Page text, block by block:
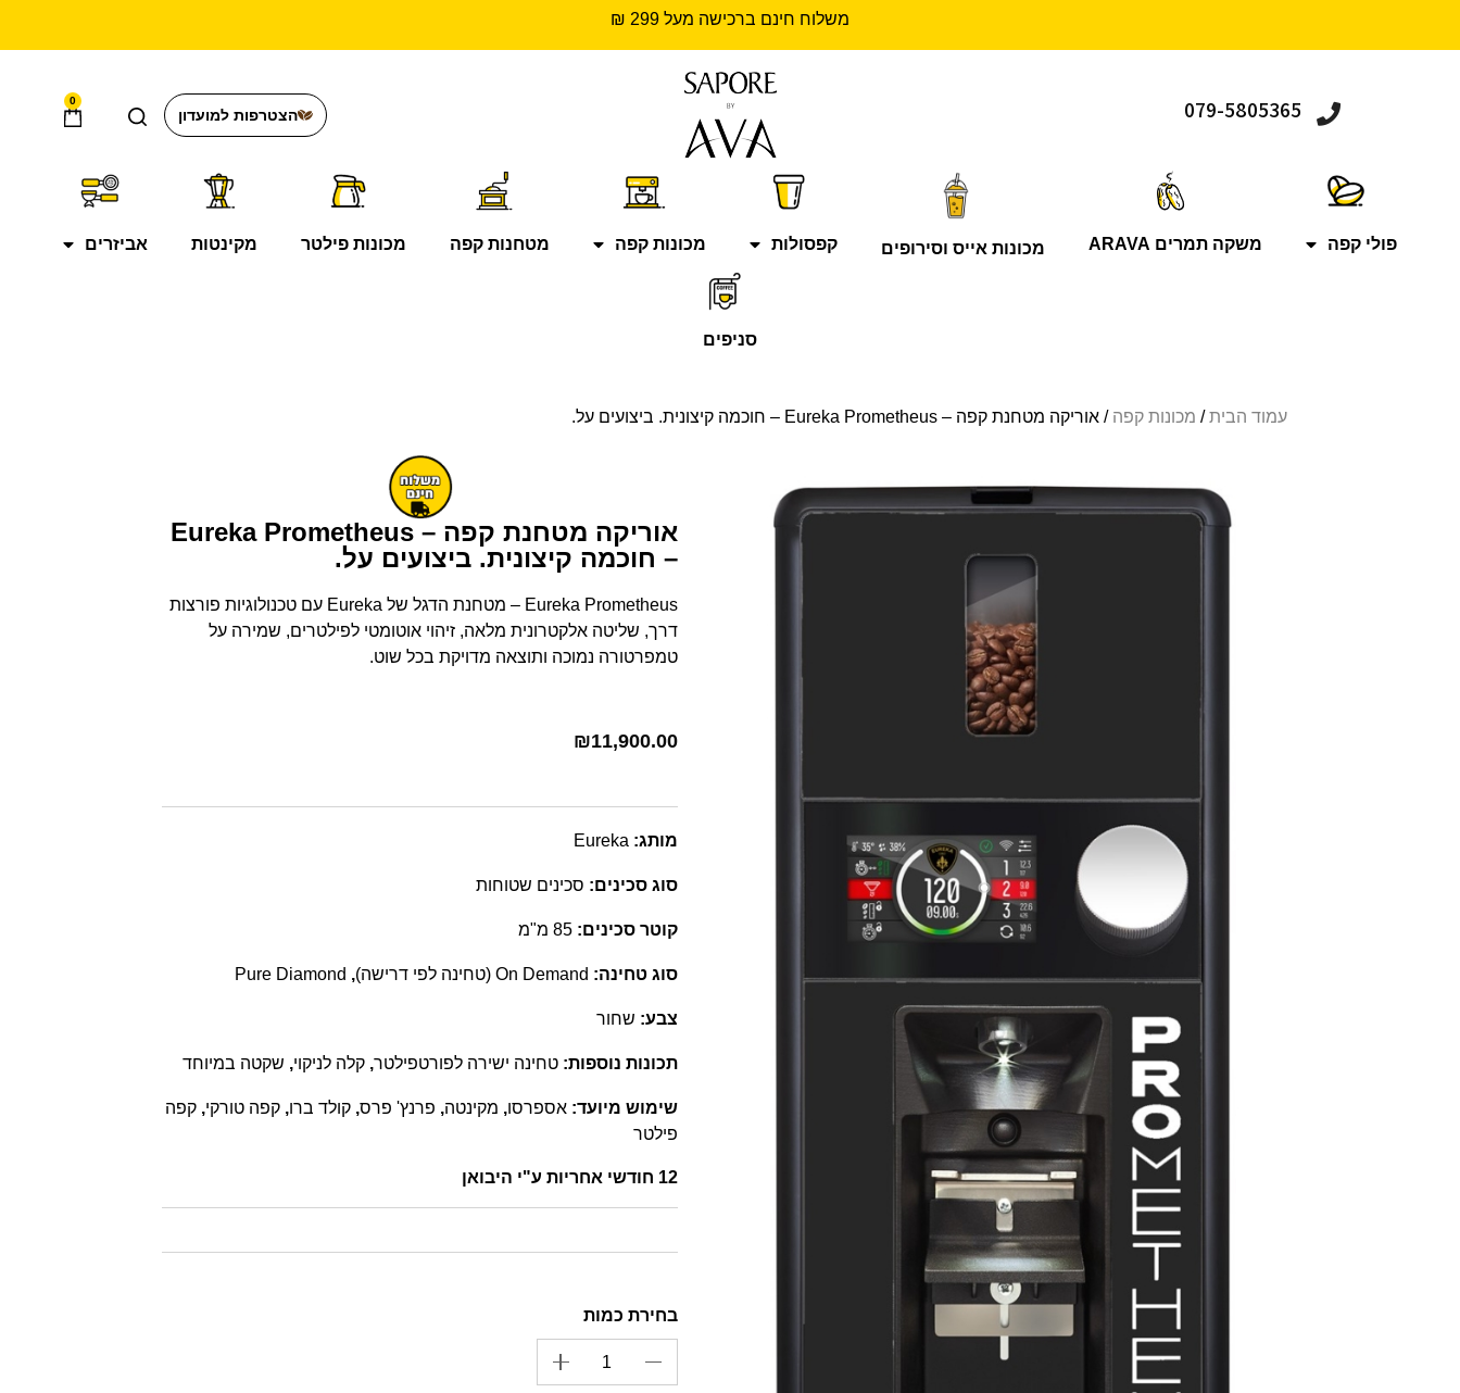
משלוח חינם ברכישה מעל 299 ₪
079-5805365 הצטרפות למועדון
0
פולי קפה משקה תמרים ARAVA מכונות אייס וסירופים קפסולות מכונות קפה מטחנות קפה מכונות פילטר מקינטות אביזרים
סניפים
עמוד הבית/ מכונות קפה / אוריקה מטחנת קפה – Eureka Prometheus – חוכמה קיצונית. ביצועים על.
אוריקה מטחנת קפה – Eureka Prometheus
– חוכמה קיצונית. ביצועים על.
Eureka Prometheus – מטחנת הדגל של Eureka עם טכנולוגיות פורצות
דרך, שליטה אלקטרונית מלאה, זיהוי אוטומטי לפילטרים, שמירה על
טמפרטורה נמוכה ותוצאה מדויקת בכל שוט.
₪11,900.00
מותג: Eureka
סוג סכינים: סכינים שטוחות
קוטר סכינים: 85 מ"מ
סוג טחינה: On Demand (טחינה לפי דרישה) ,
Pure Diamond
צבע: שחור
תכונות נוספות: טחינה ישירה לפורטפילטר, קלה לניקוי, שקטה במיוחד
שימוש מיועד: אספרסו, מקינטה, פרנץ' פרס, קולד ברו, קפה טורקי, קפה
פילטר
12 חודשי אחריות ע"י היבואן